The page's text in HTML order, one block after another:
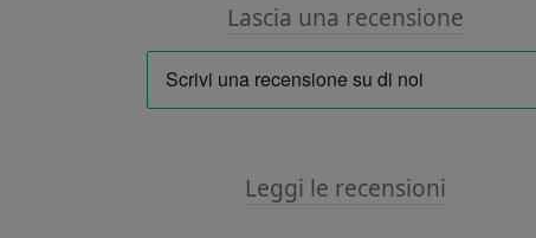
Lascia una recensione
Leggi le recensioni